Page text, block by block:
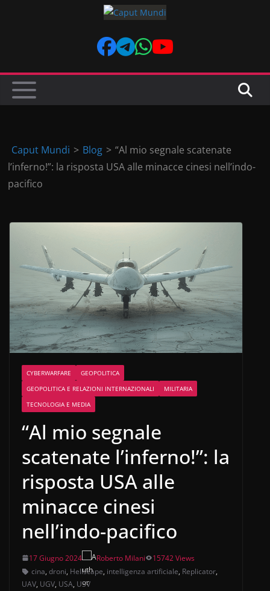
Caput Mundi > Blog > “Al mio segnale scatenate
l’inferno!”: la risposta USA alle minacce cinesi nell’indo-
pacifico
CYBERWARFARE
GEOPOLITICA
GEOPOLITICA E RELAZIONI INTERNAZIONALI
MILITARIA
TECNOLOGIA E MEDIA
“Al mio segnale
scatenate l’inferno!”: la
risposta USA alle
minacce cinesi
nell’indo-pacifico
17 Giugno 2024 Roberto Milani
15742 Views
cina, droni, Hellscape, intelligenza artificiale, Replicator,
UAV, UGV, USA, USV